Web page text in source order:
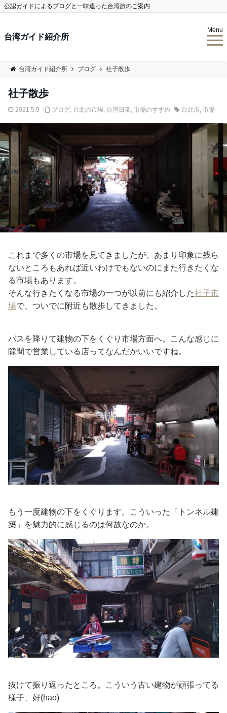
公認ガイドによるブログと一味違った台湾旅のご案内
台湾ガイド紹介所
Menu
台湾ガイド紹介所 ブログ 社子散歩
社子散歩
2021.5.9 ブログ, 台北の市場, 台湾日常, 市場のすすめ 台北市, 市場
これまで多くの市場を見てきましたが、あまり印象に残ら
ないところもあれば近いわけでもないのにまた行きたくな
る市場もあります。
そんな行きたくなる市場の一つが以前にも紹介した社子市
場で、ついでに附近も散歩してきました。
バスを降りて建物の下をくぐり市場方面へ。こんな感じに
隙間で営業している店ってなんだかいいですね。
もう一度建物の下をくぐります。こういった「トンネル建
築」を魅力的に感じるのは何故なのか。
抜けて振り返ったところ。こういう古い建物が頑張ってる
様子、好(hao)